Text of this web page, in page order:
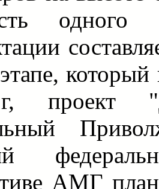
одного
проект
АМГ